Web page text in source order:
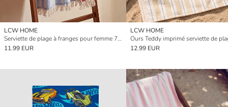
LCW HOME
Serviette de plage à franges pour femme 70x150 cm
11.99 EUR
LCW HOME
12.99 EUR